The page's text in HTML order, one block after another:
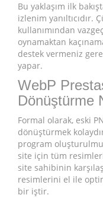
Bu yaklaşım ilk
izlenim yanıltıcıdır.
kullanımından
oynamaktan
destek vermeniz
yapar.
WebP
Dönüştürme
Formal olarak, eski
dönüştürmek
program
site için tüm
site sahibinin
resimlerini el ile
bir iştir.